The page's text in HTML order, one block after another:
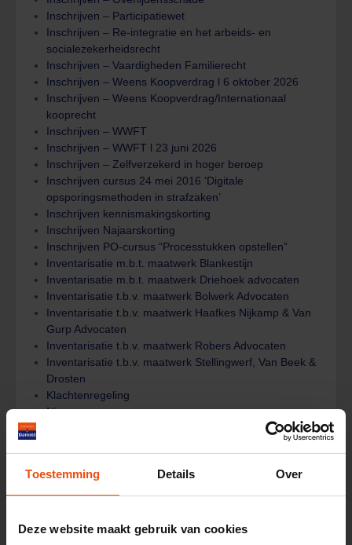
Toestemming Details Over
Deze website maakt gebruik van cookies
Inschrijven – Participatiewet
Inschrijven – Re-integratie en het arbeids- en
socialezekerheidsrecht
Inschrijven – Vaardigheden Familierecht
Inschrijven – Weens Koopverdrag l 6 oktober 2026
Inschrijven – Weens Koopverdrag/Internationaal
kooprecht
Inschrijven – WWFT
Inschrijven – WWFT l 23 juni 2026
Inschrijven – Zelfverzekerd in hoger beroep
Inschrijven cursus 24 mei 2016 ‘Digitale
opsporingsmethoden in strafzaken’
Inschrijven kennismakingskorting
Inschrijven Najaarskorting
Inschrijven PO-cursus “Processtukken opstellen”
Inventarisatie m.b.t. maatwerk Blankestijn
Inventarisatie m.b.t. maatwerk Driehoek advocaten
Inventarisatie t.b.v. maatwerk Bolwerk Advocaten
Inventarisatie t.b.v. maatwerk Haafkes Nijkamp & Van
Gurp Advocaten
Inventarisatie t.b.v. maatwerk Robers Advocaten
Inventarisatie t.b.v. maatwerk Stellingwerf, Van Beek &
Drosten
Klachtenregeling
Nieuws
Puntenpakket 2024
Registreren
Uitgeschreven